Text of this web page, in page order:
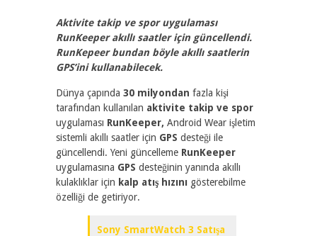
Aktivite takip ve spor uygulaması
RunKeeper akıllı saatler için güncellendi.
RunKepeer bundan böyle akıllı saatlerin
GPS’ini kullanabilecek.
Dünya çapında 30 milyondan fazla kişi
tarafından kullanılan aktivite takip ve spor
uygulaması RunKeeper, Android Wear işletim
sistemli akıllı saatler için GPS desteği ile
güncellendi. Yeni güncelleme RunKeeper
uygulamasına GPS desteğinin yanında akıllı
kulaklıklar için kalp atış hızını gösterebilme
özelliği de getiriyor.
Sony SmartWatch 3 Satışa